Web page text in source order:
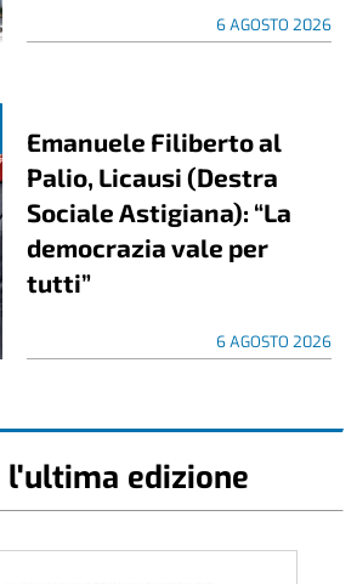
6 AGOSTO 2026
Emanuele Filiberto al
Palio, Licausi (Destra
Sociale Astigiana): “La
democrazia vale per
tutti”
6 AGOSTO 2026
l'ultima edizione